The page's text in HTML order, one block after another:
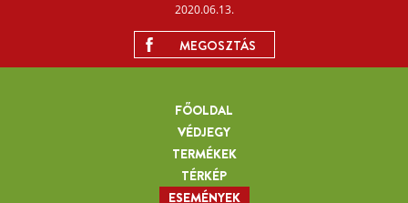
2020.06.13.
MEGOSZTÁS
FŐOLDAL
VÉDJEGY
TERMÉKEK
TÉRKÉP
ESEMÉNYEK